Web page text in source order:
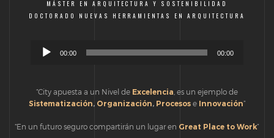
MÁSTER EN ARQUITECTURA Y SOSTENIBILIDAD
DOCTORADO NUEVAS HERRAMIENTAS EN ARQUITECTURA
00:00 00:00
“City apuesta a un Nivel de Excelencia , es un ejemplo de
Sistematización, Organización, Procesose Innovación”
“En un futuro seguro compartirán un lugar en Great Place to Work”